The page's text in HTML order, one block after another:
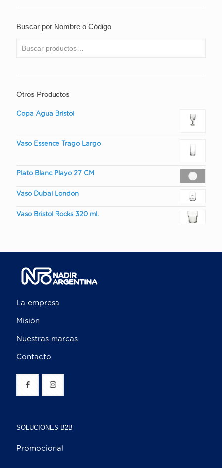
Buscar por Nombre o Código
Otros Productos
Copa Agua Bristol
Vaso Essence Trago Largo
Plato Blanc Playo 27 CM
Vaso Dubai London
Vaso Bristol Rocks 320 ml.
La empresa
Misión
Nuestras marcas
Contacto
SOLUCIONES B2B
Promocional